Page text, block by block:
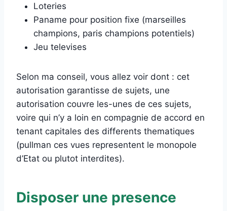
Loteries
Paname pour position fixe (marseilles
champions, paris champions potentiels)
Jeu televises
Selon ma conseil, vous allez voir dont : cet
autorisation garantisse de sujets, une
autorisation couvre les-unes de ces sujets,
voire qui n’y a loin en compagnie de accord en
tenant capitales des differents thematiques
(pullman ces vues representent le monopole
d’Etat ou plutot interdites).
Disposer une presence